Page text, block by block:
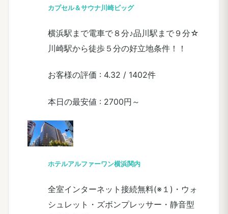
カプセル＆サウナ川崎ビッグ
横浜駅まで電車で８分♪品川駅まで９分☆
川崎駅から徒歩５分の好立地条件！！
お客様の評価 : 4.32 / 1402件
本日の最安値 : 2700円～
ホテルアルファーワン横浜関内
全室インターネット接続無料(※１)・ウォ
シュレット・ズボンプレッサー・静音型